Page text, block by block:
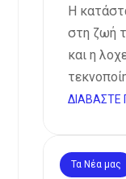
Η
στη ζωή
και η
ΔΙΑΒΆΣΤΕ
Τα Νέα μας
Φεβ 15,